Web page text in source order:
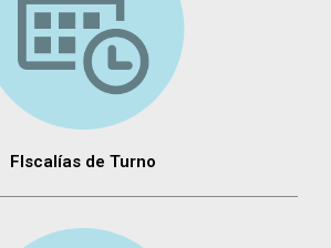
FIscalías de Turno